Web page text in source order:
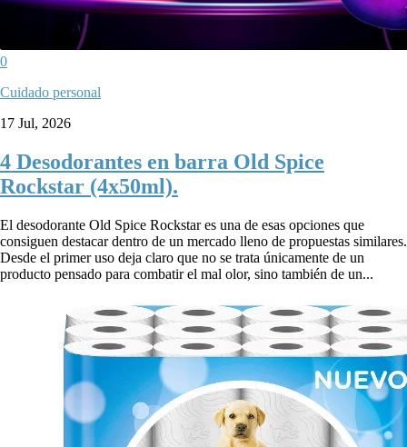
0
Cuidado personal
17 Jul, 2026
4 Desodorantes en barra Old Spice
Rockstar (4x50ml).
El desodorante Old Spice Rockstar es una de esas opciones que
consiguen destacar dentro de un mercado lleno de propuestas similares.
Desde el primer uso deja claro que no se trata únicamente de un
producto pensado para combatir el mal olor, sino también de un...